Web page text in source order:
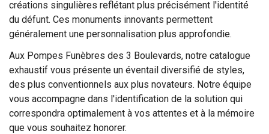
créations singulières reflétant plus précisément l'identité
du défunt. Ces monuments innovants permettent
généralement une personnalisation plus approfondie.
Aux Pompes Funèbres des 3 Boulevards, notre catalogue
exhaustif vous présente un éventail diversifié de styles,
des plus conventionnels aux plus novateurs. Notre équipe
vous accompagne dans l'identification de la solution qui
correspondra optimalement à vos attentes et à la mémoire
que vous souhaitez honorer.